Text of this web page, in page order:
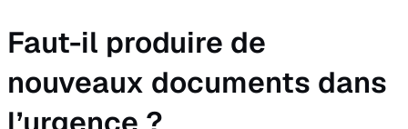
Faut-il produire de
nouveaux documents dans